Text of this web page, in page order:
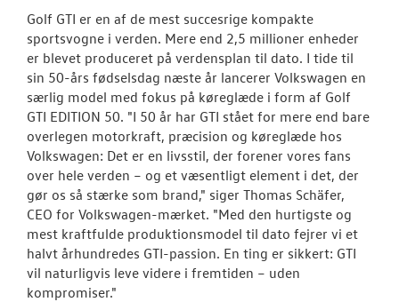
Golf GTI er en af de mest succesrige kompakte
sportsvogne i verden. Mere end 2,5 millioner enheder
er blevet produceret på verdensplan til dato. I tide til
sin 50-års fødselsdag næste år lancerer Volkswagen en
særlig model med fokus på køreglæde i form af Golf
GTI EDITION 50. "I 50 år har GTI stået for mere end bare
overlegen motorkraft, præcision og køreglæde hos
Volkswagen: Det er en livsstil, der forener vores fans
over hele verden – og et væsentligt element i det, der
gør os så stærke som brand," siger Thomas Schäfer,
CEO for Volkswagen-mærket. "Med den hurtigste og
mest kraftfulde produktionsmodel til dato fejrer vi et
halvt århundredes GTI-passion. En ting er sikkert: GTI
vil naturligvis leve videre i fremtiden – uden
kompromiser."